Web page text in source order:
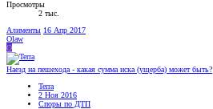
Просмотры
2 тыс.
Алименты 16 Апр 2017
Olaw
O
Наезд на пешехода - какая сумма иска (ущерба) может быть?
Terra
2 Ноя 2016
Споры по ДТП